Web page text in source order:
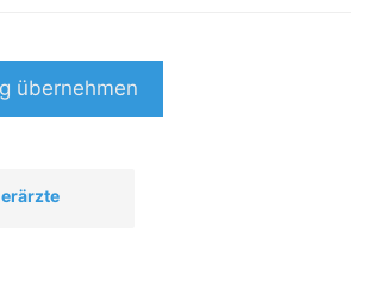
übernehmen